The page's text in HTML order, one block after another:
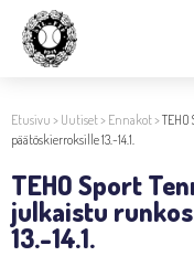
Etusivu > Uutiset> Ennakot>
päätöskierroksille 13.-14.1.
TEHO Sport
julkaistu
13.-14.1.